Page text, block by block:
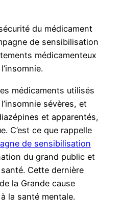
du médicament
de sensibilisation
médicamenteux
médicaments utilisés
sévères, et
et apparentés,
C’est ce que rappelle
de sensibilisation
du grand public et
Cette dernière
la Grande cause
la santé mentale.